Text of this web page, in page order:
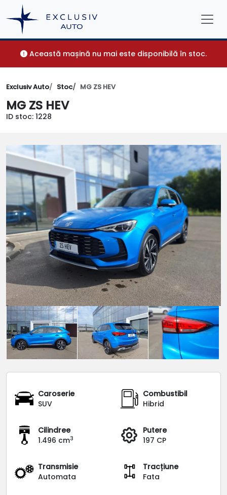
Această mașină nu mai este disponibilă în stoc.
Exclusiv Auto Stoc MG ZS HEV
MG ZS HEV
ID stoc: 1228
Caroserie
SUV
Combustibil
Hibrid
Cilindree
1.496 cm3
Putere
197 CP
Transmisie
Automata
Tracțiune
Fata